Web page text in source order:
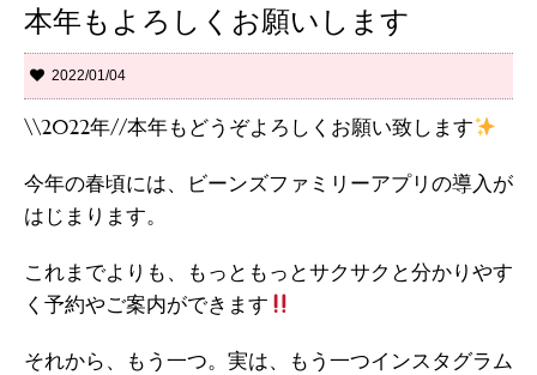
本年もよろしくお願いします
2022/01/04
\\2022年//本年もどうぞよろしくお願い致します
今年の春頃には、ビーンズファミリーアプリの導入が
はじまります。
これまでよりも、もっともっとサクサクと分かりやす
く予約やご案内ができます
それから、もう一つ。実は、もう一つインスタグラム